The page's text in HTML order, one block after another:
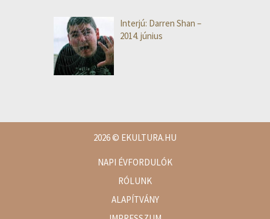
Interjú: Darren Shan –
2014. június
2026© EKULTURA.HU
NAPI ÉVFORDULÓK
RÓLUNK
ALAPÍTVÁNY